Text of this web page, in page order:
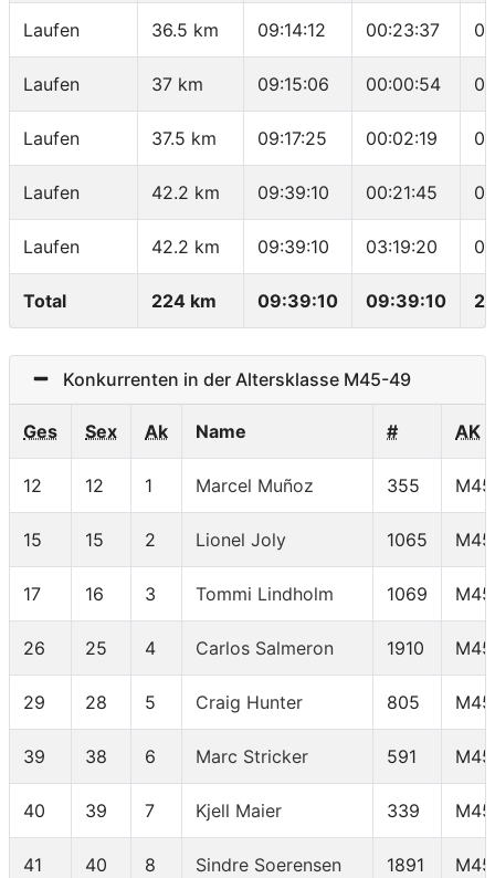
Laufen 36.5 km 09:14:12 00:23:37
Laufen 37 km 09:15:06 00:00:54
Laufen 37.5 km 09:17:25 00:02:19
Laufen 42.2 km 09:39:10 00:21:45
Laufen 42.2 km 09:39:10 03:19:20
Total 224 km 09:39:10 09:39:10
Konkurrenten in der Altersklasse M45-49
Ges Sex Ak Name # AK
12 12 1 Marcel Muñoz 355
15 15 2 Lionel Joly 1065
17 16 3 Tommi Lindholm 1069
26 25 4 Carlos Salmeron 1910
29 28 5 Craig Hunter 805
39 38 6 Marc Stricker 591
40 39 7 Kjell Maier 339
41 40 8 Sindre Soerensen 1891